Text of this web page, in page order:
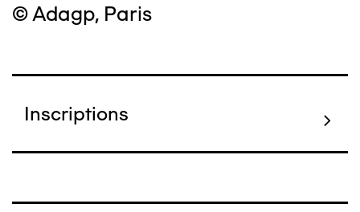
© Adagp, Paris
Inscriptions